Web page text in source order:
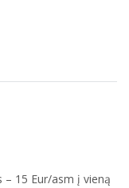
– 15 Eur/asm į vieną